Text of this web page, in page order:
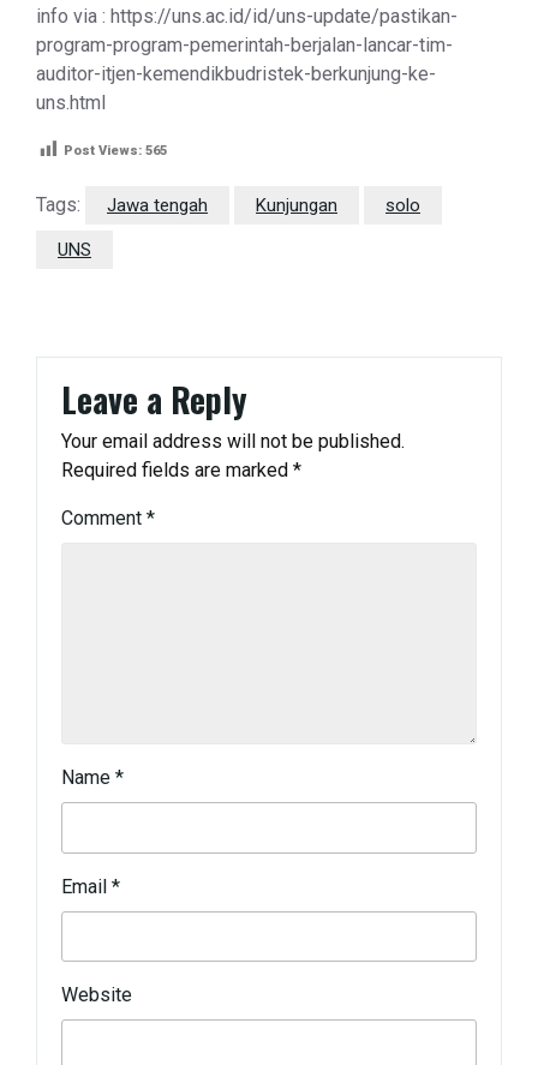
info via : https://uns.ac.id/id/uns-update/pastikan-
program-program-pemerintah-berjalan-lancar-tim-
auditor-itjen-kemendikbudristek-berkunjung-ke-
uns.html
Post Views: 565
Tags: Jawa tengah Kunjungan solo
UNS
Leave a Reply
Your email address will not be published.
Required fields are marked *
Comment *
Name *
Email *
Website